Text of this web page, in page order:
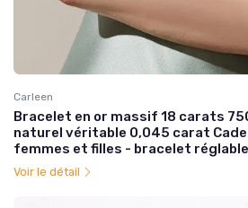
Carleen
Bracelet en or massif 18 carats
naturel véritable 0,045 carat
femmes et filles - bracelet réglable
Voir le détail